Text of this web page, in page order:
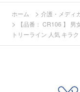
ホーム > 介護・メディ
>
【品番： CR106 】
トリーライン 人気 キラク